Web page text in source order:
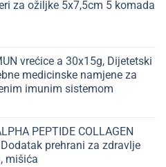
za ožiljke 5x7,5cm 5 komada
vrećice a 30x15g, Dijetetski
medicinske namjene za
imunim sistemom
PEPTIDE COLLAGEN
prehrani za zdravlje
mišića